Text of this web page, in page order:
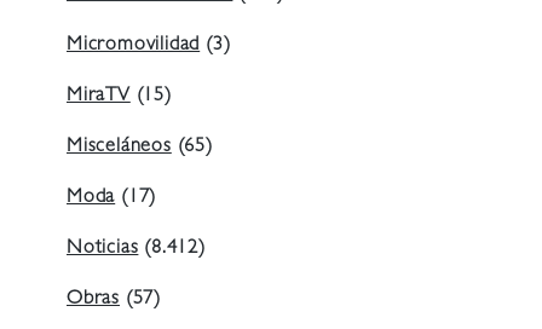
Micromovilidad(3)
MiraTV(15)
Misceláneos(65)
Moda(17)
Noticias(8.412)
Obras (57)